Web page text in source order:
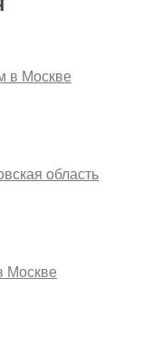
в Москве
область
Москве